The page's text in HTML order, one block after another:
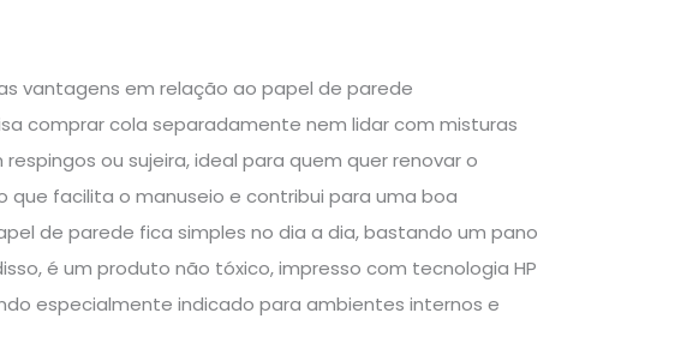
vantagens em relação ao papel de parede
comprar cola separadamente nem lidar com misturas
ou sujeira, ideal para quem quer renovar o
que facilita o manuseio e contribui para uma boa
de parede fica simples no dia a dia, bastando um pano
é um produto não tóxico, impresso com tecnologia HP
especialmente indicado para ambientes internos e